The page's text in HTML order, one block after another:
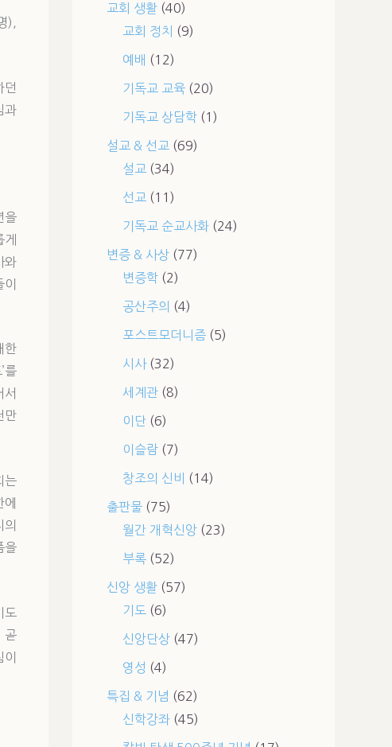
),
던
과
을
와
한
를
만
는
을
도
곧
교회 생활(40)
교회 정치
(9)
예배 (12)
기독교 교육(20)
기독교 상담학(1)
설교 & 선교 (69)
설교 (34)
선교 (11)
기독교 순교사화(24)
변증 & 사상(77)
변증학(2)
공산주의 (4)
포스트모더니즘(5)
시사(32)
세계관(8)
이단(6)
이슬람(7)
창조의 신비 (14)
출판물(75)
월간 개혁신앙(23)
부록(52)
신앙 생활(57)
기도 (6)
신앙단상(47)
영성 (4)
특집 & 기념 (62)
신학강좌(45)